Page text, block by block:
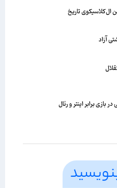
ال‌کلاسیکوی تاریخ
برابر اینتر و رئال